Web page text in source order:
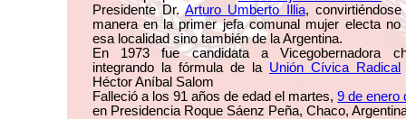
Presidente Dr.Arturo Umberto Illia,
manera en la primer jefa comunal mujer electa no
esa localidad sino también de la Argentina.
En 1973 fue candidata a Vicegobernadora
integrando la fórmula de la Unión Cívica Radical
Héctor Aníbal Salom
Falleció a los 91 años de edad el martes,9 de enero
en Presidencia Roque Sáenz Peña, Chaco,